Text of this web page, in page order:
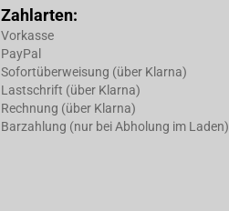
Zahlarten:
Vorkasse
PayPal
Sofortüberweisung (über Klarna)
Lastschrift (über Klarna)
Rechnung (über Klarna)
Barzahlung (nur bei Abholung im Laden)